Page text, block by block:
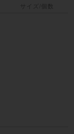
サイズ/個数